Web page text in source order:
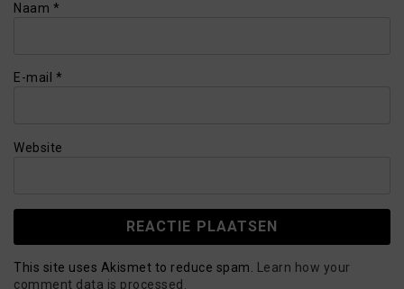
Naam *
E-mail *
Website
This site uses Akismet to reduce spam.
Learn how your
comment data is processed.